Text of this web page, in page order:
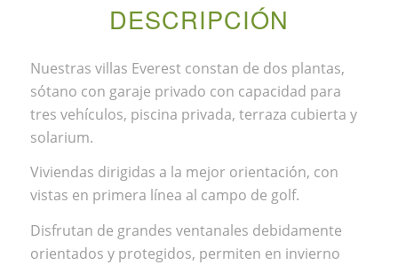
DESCRIPCIÓN
Nuestras villas Everest constan de dos plantas,
sótano con garaje privado con capacidad para
tres vehículos, piscina privada, terraza cubierta y
solarium.
Viviendas dirigidas a la mejor orientación, con
vistas en primera línea al campo de golf.
Disfrutan de grandes ventanales debidamente
orientados y protegidos, permiten en invierno